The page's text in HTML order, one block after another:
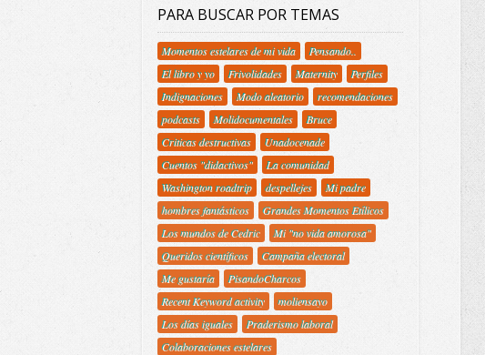
PARA BUSCAR POR TEMAS
Momentos estelares de mi vida
Pensando..
El libro y yo
Frivolidades Maternity
Perfiles
Indignaciones
Modo aleatorio
recomendaciones
podcasts
Molidocumentales
Bruce
Criticas destructivas
Unadocenade
Cuentos "didactivos"
La comunidad
Washington roadtrip
despellejes
Mi padre
hombres fantásticos
Grandes Momentos Etílicos
Los mundos de Cedric
Mi "no vida amorosa"
Queridos científicos
Campaña electoral
Me gustaría
PisandoCharcos
Recent Keyword activity
moliensayo
Los días iguales
Praderismo laboral
Colaboraciones estelares